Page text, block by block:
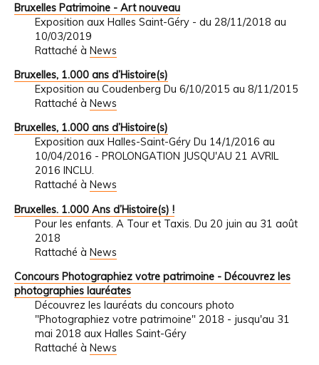
Bruxelles Patrimoine - Art nouveau
Exposition aux Halles Saint-Géry - du 28/11/2018 au
10/03/2019
Rattaché à News
Bruxelles, 1.000 ans d’Histoire(s)
Exposition au Coudenberg Du 6/10/2015 au 8/11/2015
Rattaché à News
Bruxelles, 1.000 ans d’Histoire(s)
Exposition aux Halles-Saint-Géry Du 14/1/2016 au
10/04/2016 - PROLONGATION JUSQU'AU 21 AVRIL
2016 INCLU.
Rattaché à News
Bruxelles. 1.000 Ans d’Histoire(s) !
Pour les enfants. A Tour et Taxis. Du 20 juin au 31 août
2018
Rattaché à News
Concours Photographiez votre patrimoine - Découvrez les
photographies lauréates
Découvrez les lauréats du concours photo
"Photographiez votre patrimoine" 2018 - jusqu'au 31
mai 2018 aux Halles Saint-Géry
Rattaché à News